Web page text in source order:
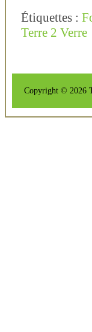
Étiquettes :
Terre 2 Verre
Copyright © 2026